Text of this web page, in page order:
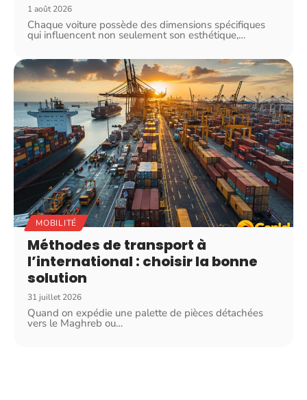
1 août 2026
Chaque voiture possède des dimensions spécifiques
qui influencent non seulement son esthétique,…
MOBILITÉ
Méthodes de transport à
l’international : choisir la bonne
solution
31 juillet 2026
Quand on expédie une palette de pièces détachées
vers le Maghreb ou…